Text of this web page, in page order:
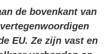
de bovenkant van
EU. Ze zijn vast en